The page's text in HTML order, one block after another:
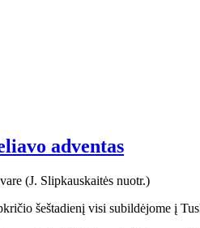
adventas
šeštadienį visi subildėjome į